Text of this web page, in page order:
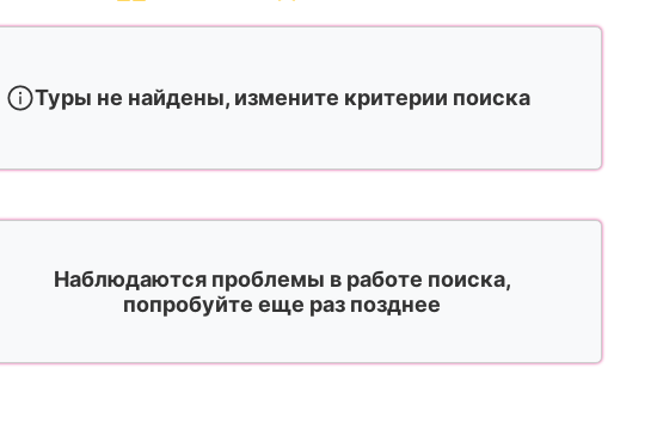
Туры не найдены, измените критерии поиска
Наблюдаются проблемы в работе поиска,
попробуйте еще раз позднее